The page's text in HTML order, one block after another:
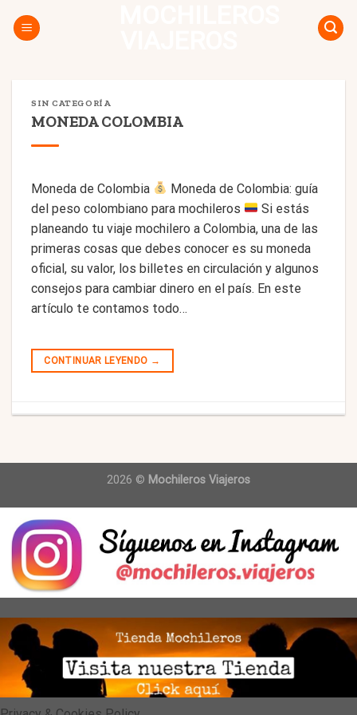
SIN CATEGORÍA
MONEDA COLOMBIA
Moneda de Colombia
Moneda de Colombia: guía
del peso colombiano para mochileros
Si estás
planeando tu viaje mochilero a Colombia, una de las
primeras cosas que debes conocer es su moneda
oficial, su valor, los billetes en circulación y algunos
consejos para cambiar dinero en el país. En este
artículo te contamos todo…
CONTINUAR LEYENDO →
2026 © Mochileros Viajeros